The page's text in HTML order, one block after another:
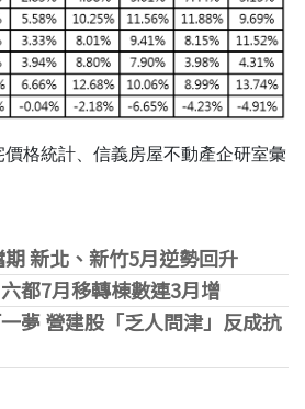
格統計、信義房屋不動產企研室彙
新北、新竹5月逆勢回升
都7月移轉棟數連3月增
夢 營建股「乏人問津」反成抗